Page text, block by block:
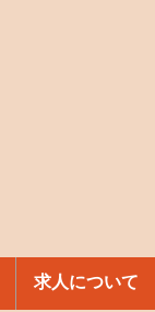
求人について